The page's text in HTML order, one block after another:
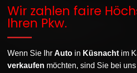
Wir zahlen faire
Ihren Pkw.
Wenn Sie Ihr Auto in Küsnacht im
verkaufen möchten, sind Sie bei